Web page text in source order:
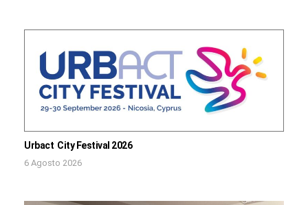
Urbact City Festival 2026
6 Agosto 2026